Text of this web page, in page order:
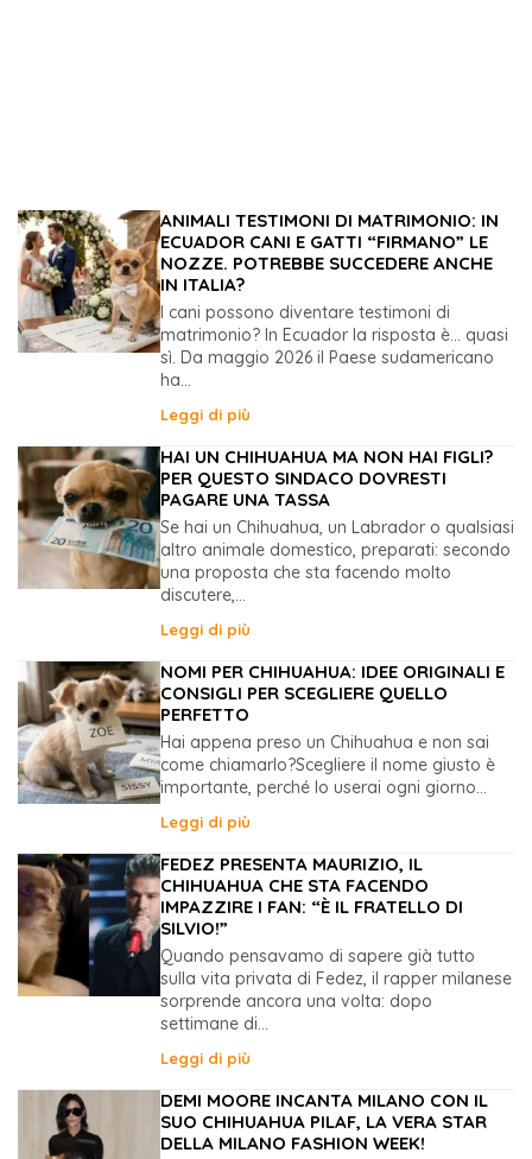
ANIMALI TESTIMONI DI MATRIMONIO: IN
ECUADOR CANI E GATTI “FIRMANO” LE
NOZZE. POTREBBE SUCCEDERE ANCHE
IN ITALIA?
I cani possono diventare testimoni di
matrimonio? In Ecuador la risposta è… quasi
sì. Da maggio 2026 il Paese sudamericano
ha...
Leggi di più
HAI UN CHIHUAHUA MA NON HAI FIGLI?
PER QUESTO SINDACO DOVRESTI
PAGARE UNA TASSA
Se hai un Chihuahua, un Labrador o qualsiasi
altro animale domestico, preparati: secondo
una proposta che sta facendo molto
discutere,...
Leggi di più
NOMI PER CHIHUAHUA: IDEE ORIGINALI E
CONSIGLI PER SCEGLIERE QUELLO
PERFETTO
Hai appena preso un Chihuahua e non sai
come chiamarlo?Scegliere il nome giusto è
importante, perché lo userai ogni giorno...
Leggi di più
FEDEZ PRESENTA MAURIZIO, IL
CHIHUAHUA CHE STA FACENDO
IMPAZZIRE I FAN: “È IL FRATELLO DI
SILVIO!”
Quando pensavamo di sapere già tutto
sulla vita privata di Fedez, il rapper milanese
sorprende ancora una volta: dopo
settimane di...
Leggi di più
DEMI MOORE INCANTA MILANO CON IL
SUO CHIHUAHUA PILAF, LA VERA STAR
DELLA MILANO FASHION WEEK!